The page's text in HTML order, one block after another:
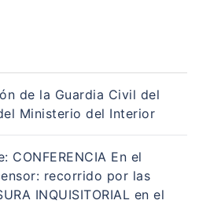
de la Guardia Civil del
Ministerio del Interior
CONFERENCIA En el
recorrido por las
INQUISITORIAL en el